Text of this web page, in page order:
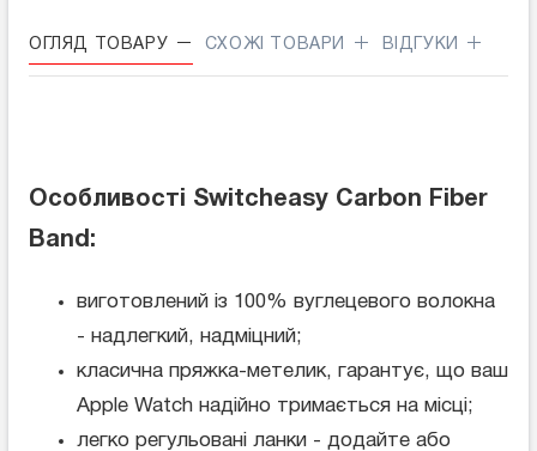
ОГЛЯД ТОВАРУ СХОЖІ ТОВАРИ ВІДГУКИ
Особливості Switcheasy Carbon Fiber
Band:
виготовлений із 100% вуглецевого волокна
- надлегкий, надміцний;
класична пряжка-метелик, гарантує, що ваш
Apple Watch надійно тримається на місці;
легко регульовані ланки - додайте або